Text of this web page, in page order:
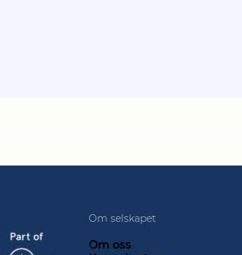
Om selskapet
Om oss